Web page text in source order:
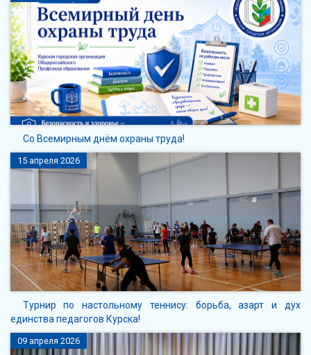
Со Всемирным днём охраны труда!
15 апреля 2026
Турнир по настольному теннису: борьба, азарт и дух
единства педагогов Курска!
09 апреля 2026